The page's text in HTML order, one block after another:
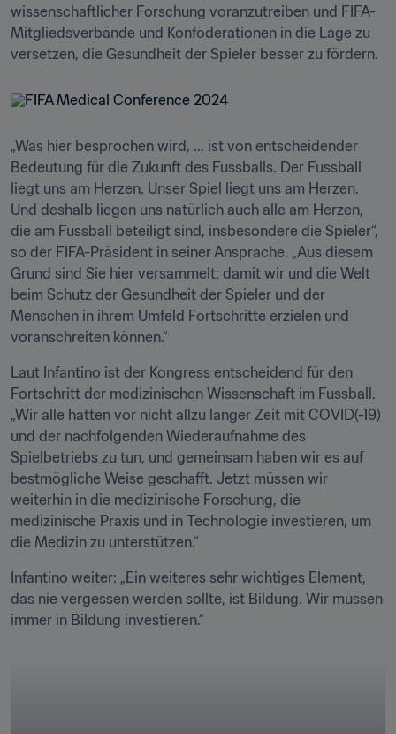
wissenschaftlicher Forschung voranzutreiben und FIFA-
Mitgliedsverbände und Konföderationen in die Lage zu
versetzen, die Gesundheit der Spieler besser zu fördern.
„Was hier besprochen wird, ... ist von entscheidender
Bedeutung für die Zukunft des Fussballs. Der Fussball
liegt uns am Herzen. Unser Spiel liegt uns am Herzen.
Und deshalb liegen uns natürlich auch alle am Herzen,
die am Fussball beteiligt sind, insbesondere die Spieler“,
so der FIFA-Präsident in seiner Ansprache. „Aus diesem
Grund sind Sie hier versammelt: damit wir und die Welt
beim Schutz der Gesundheit der Spieler und der
Menschen in ihrem Umfeld Fortschritte erzielen und
voranschreiten können.“
Laut Infantino ist der Kongress entscheidend für den
Fortschritt der medizinischen Wissenschaft im Fussball.
„Wir alle hatten vor nicht allzu langer Zeit mit COVID(-19)
und der nachfolgenden Wiederaufnahme des
Spielbetriebs zu tun, und gemeinsam haben wir es auf
bestmögliche Weise geschafft. Jetzt müssen wir
weiterhin in die medizinische Forschung, die
medizinische Praxis und in Technologie investieren, um
die Medizin zu unterstützen.“
Infantino weiter: „Ein weiteres sehr wichtiges Element,
das nie vergessen werden sollte, ist Bildung. Wir müssen
immer in Bildung investieren.“